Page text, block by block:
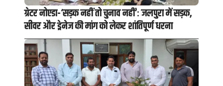
ग्रेटर नोएडा-‘सड़क नहीं तो चुनाव नहीं’: जलपुरा में सड़क,
सीवर और ड्रेनेज की मांग को लेकर शांतिपूर्ण धरना